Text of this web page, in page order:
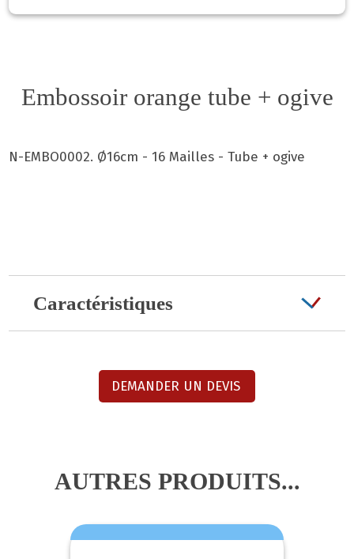
Embossoir orange tube + ogive
N-EMBO0002. Ø16cm - 16 Mailles - Tube + ogive
Caractéristiques
DEMANDER UN DEVIS
AUTRES PRODUITS...